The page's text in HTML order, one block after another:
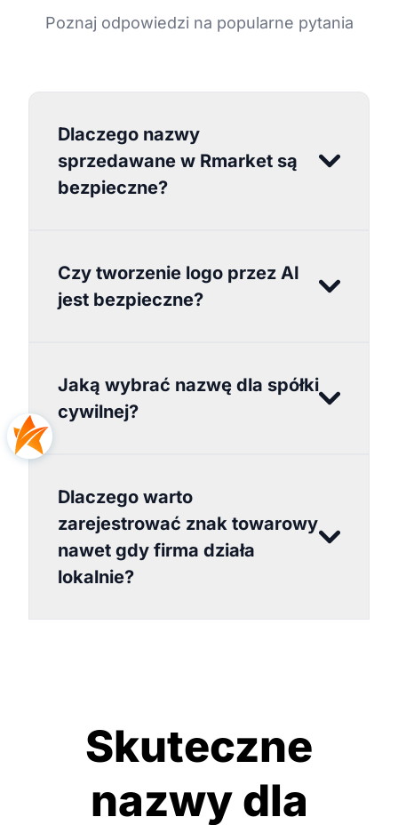
Poznaj odpowiedzi na popularne pytania
Dlaczego nazwy
sprzedawane w Rmarket są
bezpieczne?
Czy tworzenie logo przez AI
jest bezpieczne?
Jaką wybrać nazwę dla spółki
cywilnej?
Dlaczego warto
zarejestrować znak towarowy
nawet gdy firma działa
lokalnie?
Skuteczne
nazwy dla